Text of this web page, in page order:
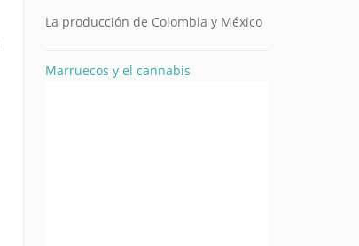
La producción de Colombia y México
Marruecos y el cannabis